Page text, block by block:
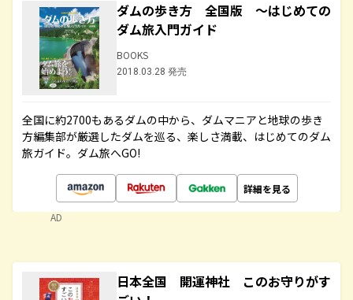
ダムの歩き方 全国版 ～はじめての
ダム旅入門ガイド
BOOKS
2018.03.28 発売
全国に約2700もあるダムの中から、ダムマニアと地球の歩き
方編集部が厳選したダムを巡る、楽しさ満載、はじめてのダム
旅ガイド。ダム旅へGO!
詳細を見る
AD
日本全国 開運神社 このお守りがす